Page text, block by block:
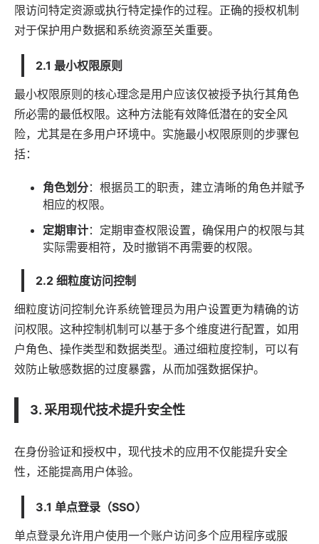
限访问特定资源或执行特定操作的过程。正确的授权机制
对于保护用户数据和系统资源至关重要。
2.1 最小权限原则
最小权限原则的核心理念是用户应该仅被授予执行其角色
所必需的最低权限。这种方法能有效降低潜在的安全风
险，尤其是在多用户环境中。实施最小权限原则的步骤包
括：
角色划分：根据员工的职责，建立清晰的角色并赋予
相应的权限。
定期审计：定期审查权限设置，确保用户的权限与其
实际需要相符，及时撤销不再需要的权限。
2.2 细粒度访问控制
细粒度访问控制允许系统管理员为用户设置更为精确的访
问权限。这种控制机制可以基于多个维度进行配置，如用
户角色、操作类型和数据类型。通过细粒度控制，可以有
效防止敏感数据的过度暴露，从而加强数据保护。
3. 采用现代技术提升安全性
在身份验证和授权中，现代技术的应用不仅能提升安全
性，还能提高用户体验。
3.1 单点登录（SSO）
单点登录允许用户使用一个账户访问多个应用程序或服